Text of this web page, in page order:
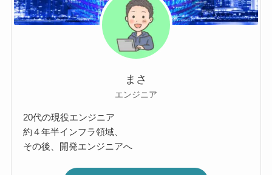
まさ
エンジニア
20代の現役エンジニア
約４年半インフラ領域、
その後、開発エンジニアへ